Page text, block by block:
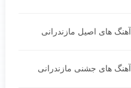
آهنگ های اصیل مازندرانی
آهنگ های جشنی مازندرانی